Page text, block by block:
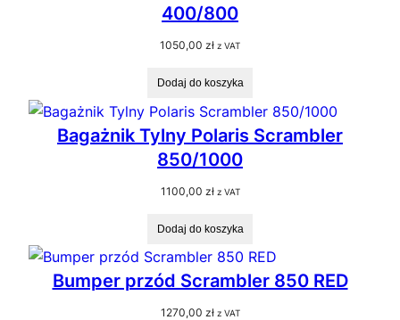
400/800
1050,00 zł z VAT
Dodaj do koszyka
Bagażnik Tylny Polaris Scrambler
850/1000
1100,00 zł z VAT
Dodaj do koszyka
Bumper przód Scrambler 850 RED
1270,00 zł z VAT